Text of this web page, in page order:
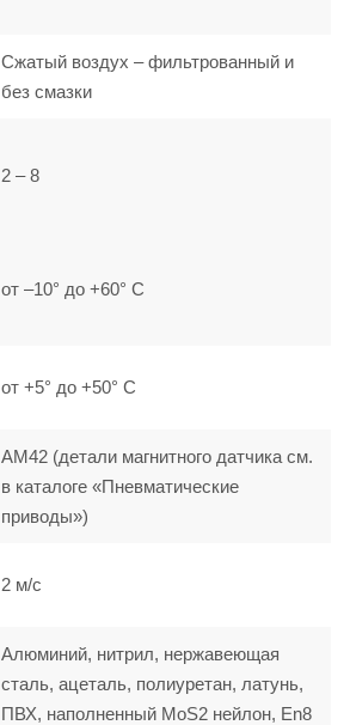
Сжатый воздух – фильтрованный и
без смазки
2 – 8
от –10° до +60° C
от +5° до +50° C
AM42 (детали магнитного датчика см.
в каталоге «Пневматические
приводы»)
2 м/с
Алюминий, нитрил, нержавеющая
сталь, ацеталь, полиуретан, латунь,
ПВХ, наполненный MoS2 нейлон, En8